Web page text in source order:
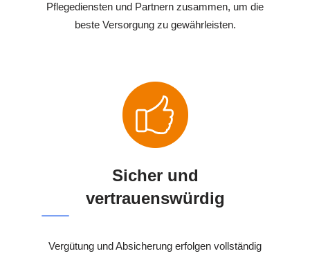
Pflegediensten und Partnern zusammen, um die
beste Versorgung zu gewährleisten.
Sicher und
vertrauenswürdig
Vergütung und Absicherung erfolgen vollständig